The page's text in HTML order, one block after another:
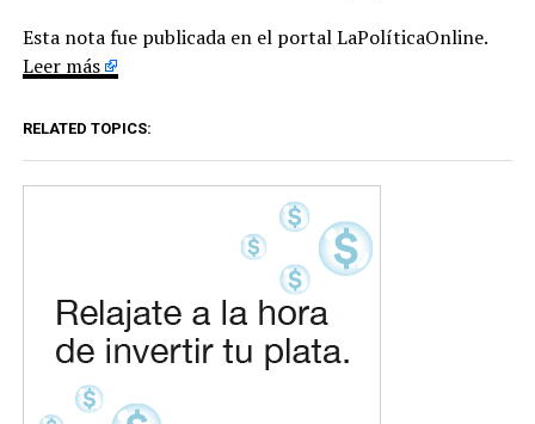
Esta nota fue publicada en el portal LaPolíticaOnline.
Leer más
RELATED TOPICS: